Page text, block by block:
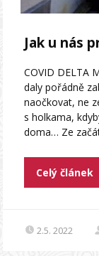
Jak u nás
COVID DELTA
daly pořádně
naočkovat, ne
s holkama,
doma… Ze
Celý článek
2.5. 2022